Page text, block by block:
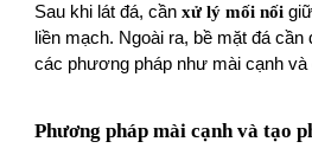
Sau khi lát đá, cầnxử lý mối nối
liền mạch. Ngoài ra, bề mặt đá
các phương pháp như mài cạnh và
Phương pháp mài cạnh và tạo